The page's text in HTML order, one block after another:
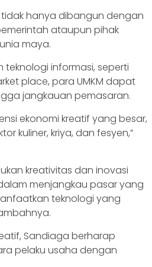
hanya dibangun dengan
ataupun pihak
maya.
informasi, seperti
place, para UMKM dapat
jangkauan pemasaran.
ekonomi kreatif yang besar,
kuliner, kriya, dan fesyen,”
kreativitas dan inovasi
menjangkau pasar yang
teknologi yang
Sandiaga berharap
pelaku usaha dengan